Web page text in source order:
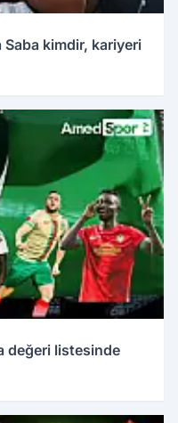
Saba kimdir, kariyeri
değeri listesinde